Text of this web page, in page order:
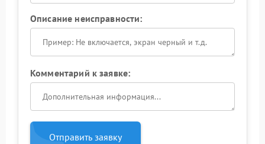
Описание неисправности:
Комментарий к заявке:
Отправить заявку